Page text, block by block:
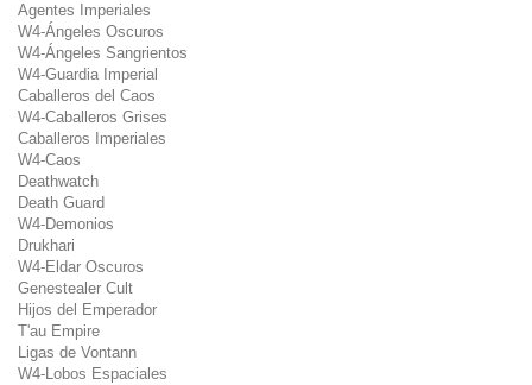
Agentes Imperiales
W4-Ángeles Oscuros
W4-Ángeles Sangrientos
W4-Guardia Imperial
Caballeros del Caos
W4-Caballeros Grises
Caballeros Imperiales
W4-Caos
Deathwatch
Death Guard
W4-Demonios
Drukhari
W4-Eldar Oscuros
Genestealer Cult
Hijos del Emperador
T'au Empire
Ligas de Vontann
W4-Lobos Espaciales